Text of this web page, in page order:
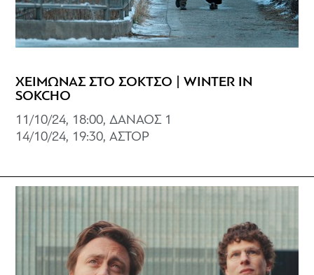
ΧΕΙΜΩΝΑΣ ΣΤΟ ΣΟΚΤΣΟ | WINTER IN
SOKCHO
11/10/24, 18:00, ΔΑΝΑΟΣ 1
14/10/24, 19:30, ΑΣΤΟΡ